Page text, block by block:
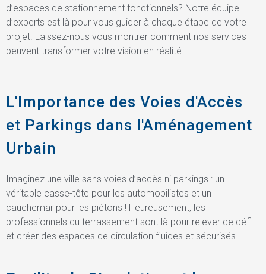
d’espaces de stationnement fonctionnels? Notre équipe
d’experts est là pour vous guider à chaque étape de votre
projet. Laissez-nous vous montrer comment nos services
peuvent transformer votre vision en réalité !
L'Importance des Voies d'Accès
et Parkings dans l'Aménagement
Urbain
Imaginez une ville sans voies d’accès ni parkings : un
véritable casse-tête pour les automobilistes et un
cauchemar pour les piétons ! Heureusement, les
professionnels du terrassement sont là pour relever ce défi
et créer des espaces de circulation fluides et sécurisés.